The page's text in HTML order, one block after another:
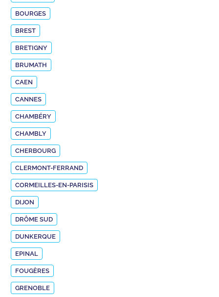
BOURGES
BREST
BRETIGNY
BRUMATH
CAEN
CANNES
CHAMBÉRY
CHAMBLY
CHERBOURG
CLERMONT-FERRAND
CORMEILLES-EN-PARISIS
DIJON
DRÔME SUD
DUNKERQUE
EPINAL
FOUGÈRES
GRENOBLE